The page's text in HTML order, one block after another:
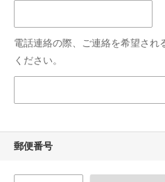
電話連絡の際、ご連絡を希望され
ください。
郵便番号